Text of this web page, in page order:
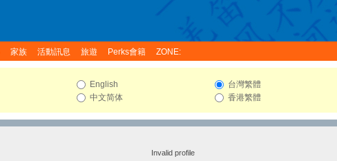
家族 活動訊息 旅遊 Perks會籍 ZONE:
English
中文简体
台灣繁體
香港繁體
Invalid profile